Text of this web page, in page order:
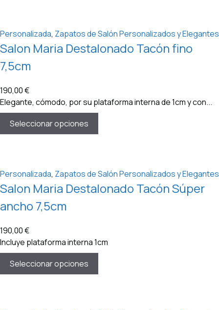
Personalizada, Zapatos de Salón Personalizados y Elegantes
Salon Maria Destalonado Tacón fino
7,5cm
190,00€
Elegante, cómodo, por su plataforma interna de 1cm y con...
Seleccionar opciones
Personalizada, Zapatos de Salón Personalizados y Elegantes
Salon Maria Destalonado Tacón Súper
ancho 7,5cm
190,00€
Incluye plataforma interna 1cm
Seleccionar opciones